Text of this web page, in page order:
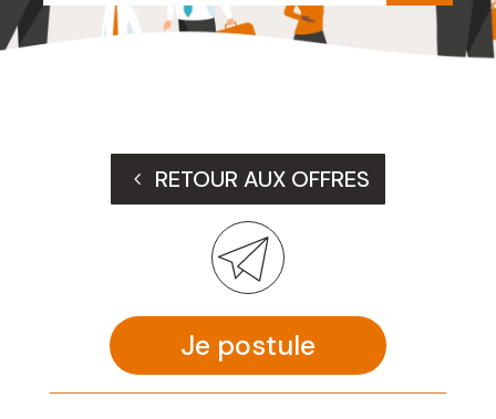
RETOUR AUX OFFRES
Je postule